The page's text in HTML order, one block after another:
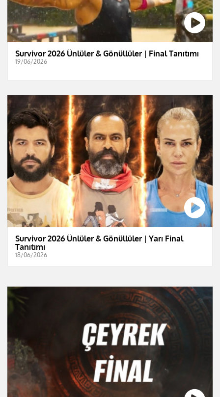
Survivor 2026 Ünlüler & Gönüllüler | Final Tanıtımı
19/06/2026
Survivor 2026 Ünlüler & Gönüllüler | Yarı Final
Tanıtımı
18/06/2026